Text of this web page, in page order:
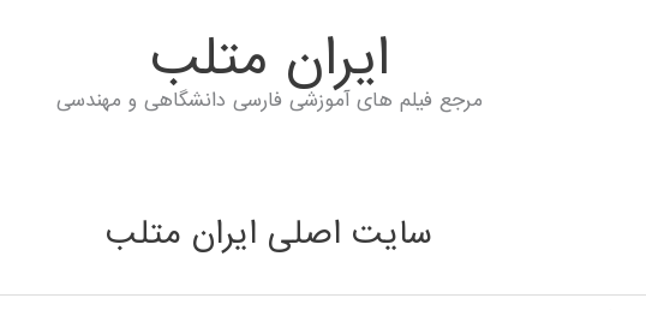
ايران متلب
مرجع فیلم های آموزشی فارسی دانشگاهی و مهندسی
سایت اصلی ایران متلب